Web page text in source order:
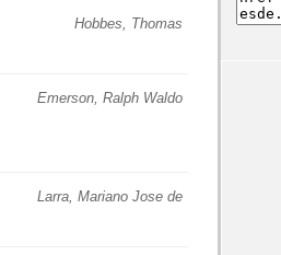
Hobbes, Thomas
Emerson, Ralph Waldo
Larra, Mariano Jose de